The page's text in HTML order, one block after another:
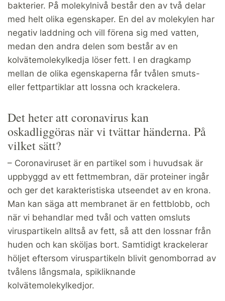
bakterier. På molekylnivå består den av två delar
med helt olika egenskaper. En del av molekylen har
negativ laddning och vill förena sig med vatten,
medan den andra delen som består av en
kolvätemolekylkedja löser fett. I en dragkamp
mellan de olika egenskaperna får tvålen smuts-
eller fettpartiklar att lossna och krackelera.
Det heter att coronavirus kan
oskadliggöras när vi tvättar händerna. På
vilket sätt?
– Coronaviruset är en partikel som i huvudsak är
uppbyggd av ett fettmembran, där proteiner ingår
och ger det karakteristiska utseendet av en krona.
Man kan säga att membranet är en fettblobb, och
när vi behandlar med tvål och vatten omsluts
viruspartikeln alltså av fett, så att den lossnar från
huden och kan sköljas bort. Samtidigt krackelerar
höljet eftersom viruspartikeln blivit genomborrad av
tvålens långsmala, spikliknande
kolvätemolekylkedjor.